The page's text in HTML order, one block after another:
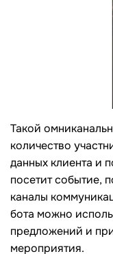
Такой
количество
данных клиента и
посетит событие,
каналы
бота можно
предложений и
мероприятия.